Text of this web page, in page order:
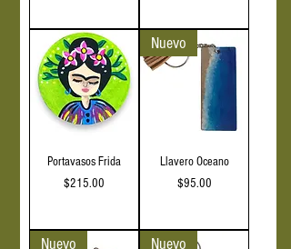
Portavasos Frida
Precio
$215.00
Nuevo
Llavero Oceano
Precio
$95.00
Nuevo Nuevo